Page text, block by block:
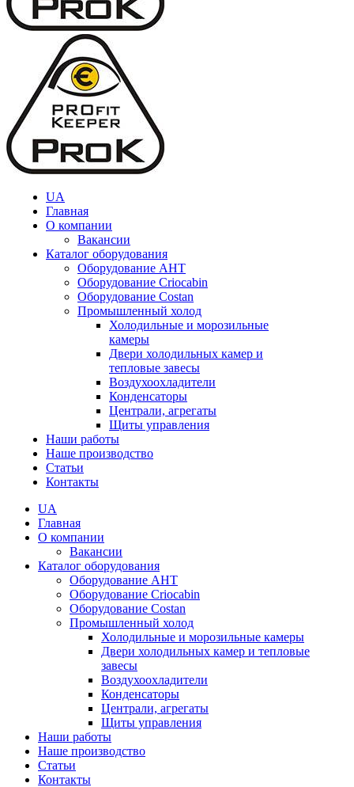
UA
Главная
О компании
Вакансии
Каталог оборудования
Оборудование AHT
Оборудование Criocabin
Оборудование Costan
Промышленный холод
Холодильные и морозильные
камеры
Двери холодильных камер и
тепловые завесы
Воздухоохладители
Конденсаторы
Централи, агрегаты
Щиты управления
Наши работы
Наше производство
Статьи
Контакты
UA
Главная
О компании
Вакансии
Каталог оборудования
Оборудование AHT
Оборудование Criocabin
Оборудование Costan
Промышленный холод
Холодильные и морозильные камеры
Двери холодильных камер и тепловые
завесы
Воздухоохладители
Конденсаторы
Централи, агрегаты
Щиты управления
Наши работы
Наше производство
Статьи
Контакты